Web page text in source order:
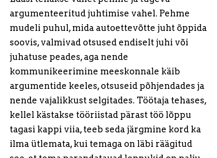
argumenteeritud juhtimise vahel. Pehme
mudeli puhul, mida autoettevõtte juht õppida
soovis, valmivad otsused endiselt juhi või
juhatuse peades, aga nende
kommunikeerimine meeskonnale käib
argumentide keeles, otsuseid põhjendades ja
nende vajalikkust selgitades. Töötaja tehases,
kellel kästakse tööriistad pärast töö lõppu
tagasi kappi viia, teeb seda järgmine kord ka
ilma ütlemata, kui temaga on läbi räägitud